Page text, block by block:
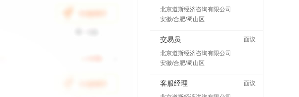
北京道斯经济咨询有限公司
安徽/合肥/蜀山区
交易员
面议
北京道斯经济咨询有限公司
安徽/合肥/蜀山区
客服经理
面议